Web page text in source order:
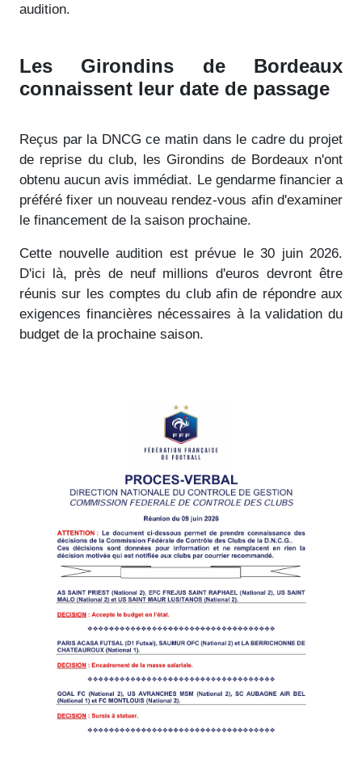
audition.
Les Girondins de Bordeaux
connaissent leur date de passage
Reçus par la DNCG ce matin dans le cadre du projet
de reprise du club, les Girondins de Bordeaux n'ont
obtenu aucun avis immédiat. Le gendarme financier a
préféré fixer un nouveau rendez-vous afin d'examiner
le financement de la saison prochaine.
Cette nouvelle audition est prévue le 30 juin 2026.
D'ici là, près de neuf millions d'euros devront être
réunis sur les comptes du club afin de répondre aux
exigences financières nécessaires à la validation du
budget de la prochaine saison.